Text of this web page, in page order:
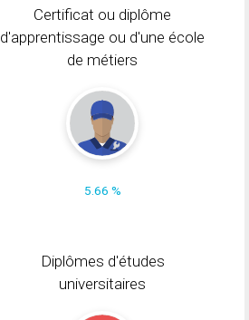
Certificat ou diplôme
d'apprentissage ou d'une école
de métiers
5.66 %
Diplômes d'études
universitaires